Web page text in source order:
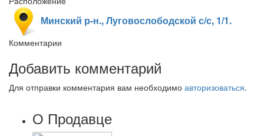
Минский р-н., Луговослободской с/с, 1/1.
Комментарии
Добавить комментарий
Для отправки комментария вам необходимо авторизоваться.
О Продавце